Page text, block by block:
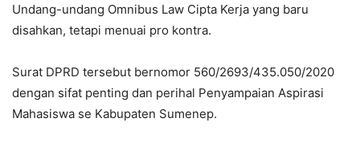
Undang-undang Omnibus Law Cipta Kerja yang baru
disahkan, tetapi menuai pro kontra.
Surat DPRD tersebut bernomor 560/2693/435.050/2020
dengan sifat penting dan perihal Penyampaian Aspirasi
Mahasiswa se Kabupaten Sumenep.